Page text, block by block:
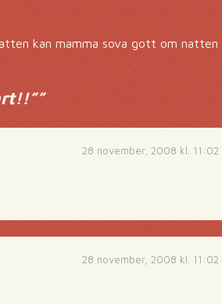
kan mamma sova gott om natten
”
28 november, 2008 kl. 11:02
28 november, 2008 kl. 11:02